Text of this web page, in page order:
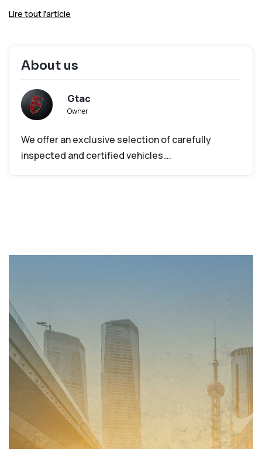
Lire tout l'article
About us
Gtac
Owner
We offer an exclusive selection of carefully
inspected and certified vehicles….